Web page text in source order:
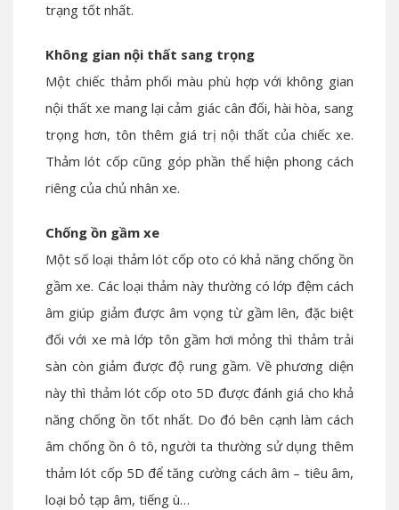
trạng tốt nhất.
Không gian nội thất sang trọng
Một chiếc thảm phối màu phù hợp với không gian
nội thất xe mang lại cảm giác cân đối, hài hòa, sang
trọng hơn, tôn thêm giá trị nội thất của chiếc xe.
Thảm lót cốp cũng góp phần thể hiện phong cách
riêng của chủ nhân xe.
Chống ồn gầm xe
Một số loại thảm lót cốp oto có khả năng chống ồn
gầm xe. Các loại thảm này thường có lớp đệm cách
âm giúp giảm được âm vọng từ gầm lên, đặc biệt
đối với xe mà lớp tôn gầm hơi mỏng thì thảm trải
sàn còn giảm được độ rung gầm. Về phương diện
này thì thảm lót cốp oto 5D được đánh giá cho khả
năng chống ồn tốt nhất. Do đó bên cạnh làm cách
âm chống ồn ô tô, người ta thường sử dụng thêm
thảm lót cốp 5D để tăng cường cách âm – tiêu âm,
loại bỏ tạp âm, tiếng ù…